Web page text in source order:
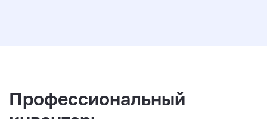
Профессиональный